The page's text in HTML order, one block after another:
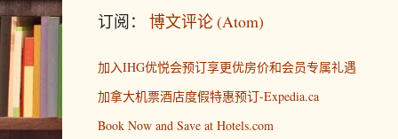
订阅： 博文评论 (Atom)
加入IHG优悦会预订享更优房价和会员专属礼遇
加拿大机票酒店度假特惠预订-Expedia.ca
Book Now and Save at Hotels.com